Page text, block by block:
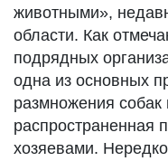
животными»,
области. Как
подрядных
одна из основных
размножения собак
распространенная
хозяевами.